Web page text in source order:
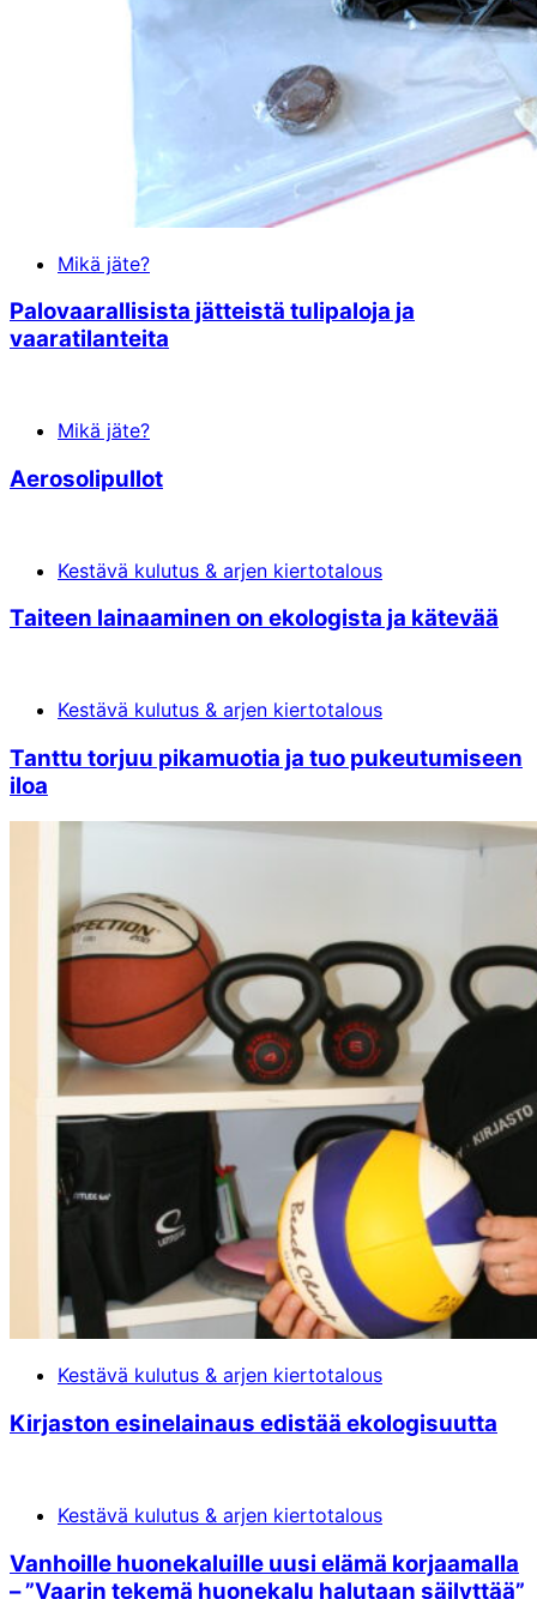
Mikä jäte?
Palovaarallisista jätteistä tulipaloja ja
vaaratilanteita
Mikä jäte?
Aerosolipullot
Kestävä kulutus & arjen kiertotalous
Tai­teen lai­naa­mi­nen on eko­logi­sta ja kä­te­vää
Kestävä kulutus & arjen kiertotalous
Tant­tu tor­juu pika­muo­tia ja tuo pu­keu­tu­mi­seen
iloa
Kestävä kulutus & arjen kiertotalous
Kir­jas­ton esi­ne­lai­naus edis­tää eko­logi­suut­ta
Kestävä kulutus & arjen kiertotalous
Van­hoil­le huo­ne­ka­luil­le uu­si elä­mä kor­jaa­mal­la
– ”Vaa­rin te­ke­mä huo­ne­ka­lu ha­lu­taan säi­lyt­tää”